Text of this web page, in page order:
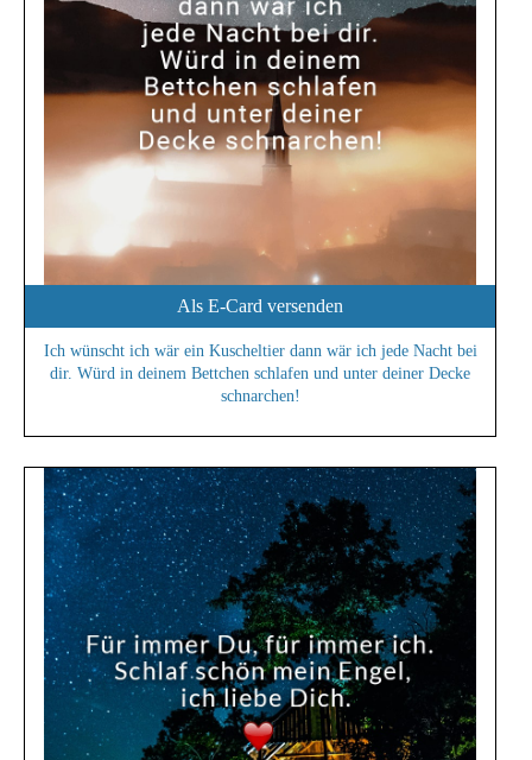
Als E-Card versenden
Ich wünscht ich wär ein Kuscheltier dann wär ich jede Nacht bei
dir. Würd in deinem Bettchen schlafen und unter deiner Decke
schnarchen!